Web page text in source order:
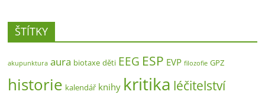
ŠTÍTKY
akupunktura aura biotaxe děti EEG ESP EVP filozofie GPZ
historie kalendář knihy kritika léčitelství